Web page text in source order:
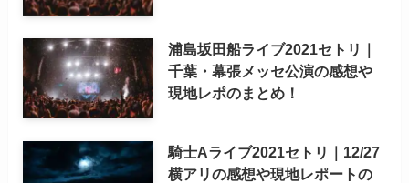
浦島坂田船ライブ2021セトリ｜
千葉・幕張メッセ公演の感想や
現地レポのまとめ！
騎士Aライブ2021セトリ｜12/27
横アリの感想や現地レポートの